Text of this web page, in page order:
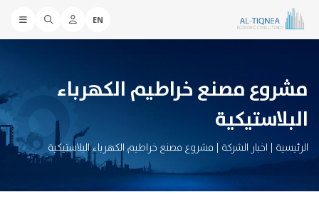
EN
مشروع مصنع خراطيم الكهرباء
البلاستيكية
الرئيسية | اخبار الشركة | مشروع مصنع خراطيم الكهرباء البلاستيكية